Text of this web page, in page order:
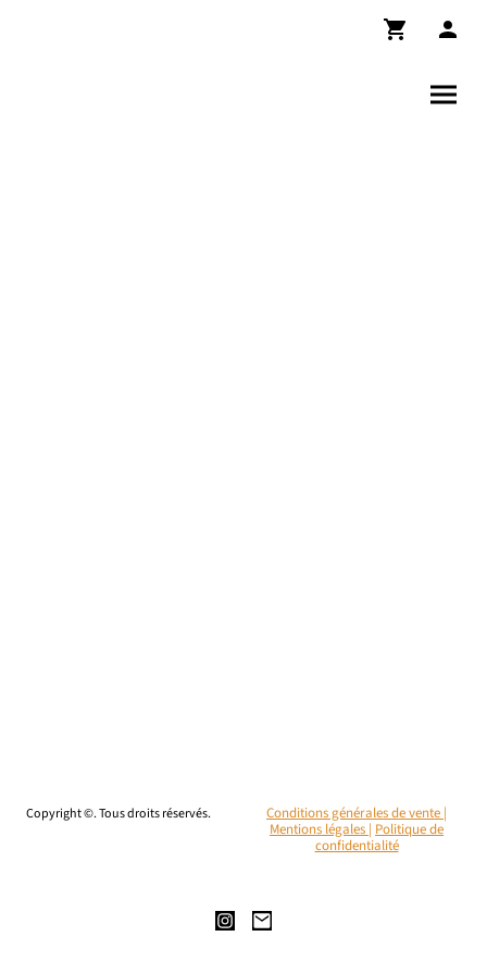
Copyright ©. Tous droits réservés.
Conditions générales de vente |
Mentions légales | Politique de
confidentialité